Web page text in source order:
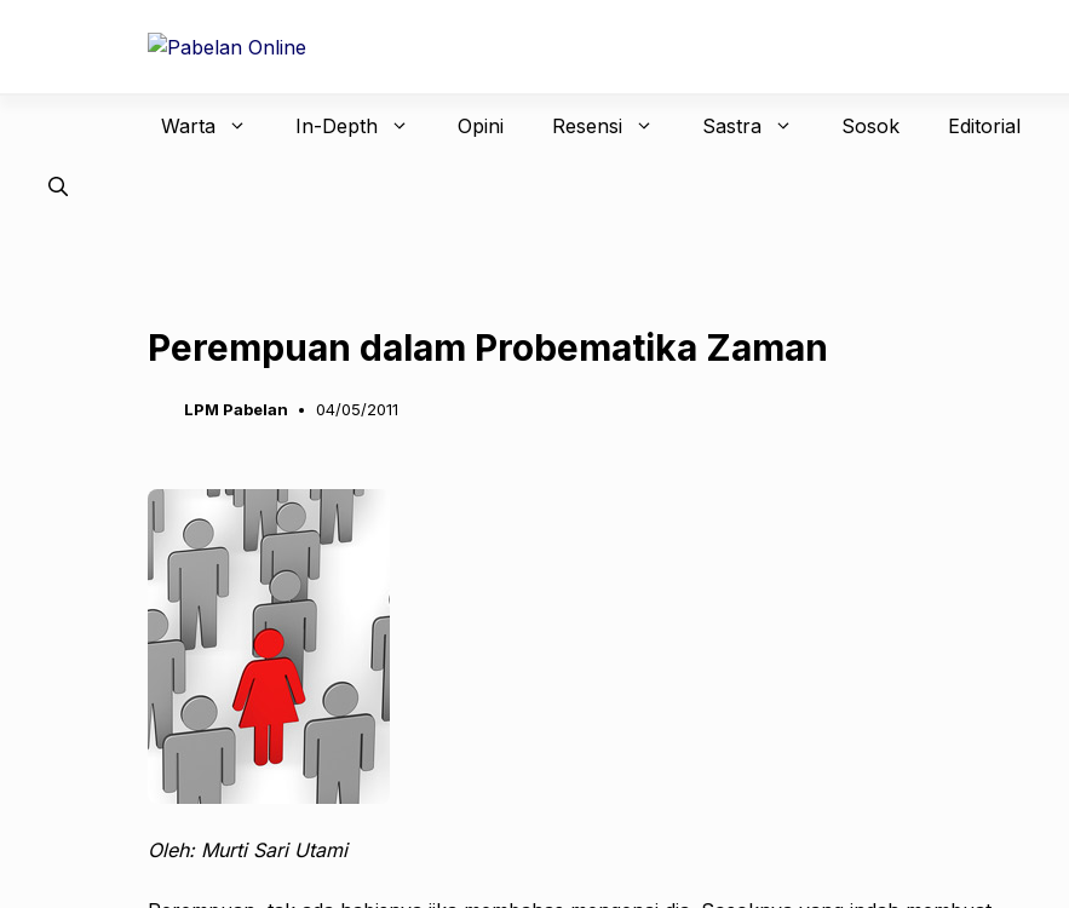
Warta In-Depth Opini Resensi Sastra Sosok Editorial
Perempuan dalam Probematika Zaman
LPM Pabelan 04/05/2011
Oleh: Murti Sari Utami